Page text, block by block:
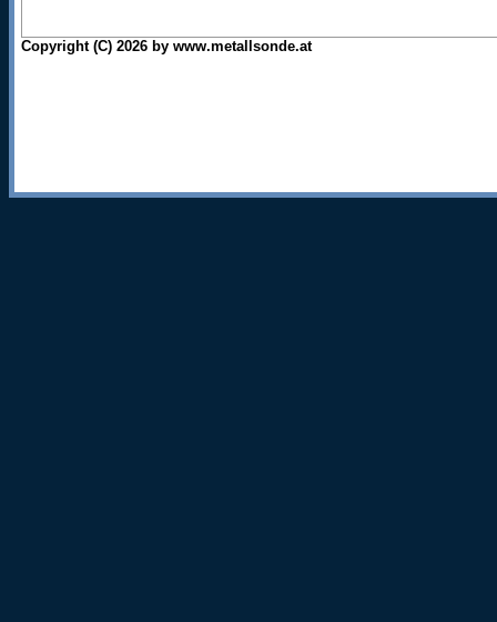
Copyright (C) 2026 by www.metallsonde.at